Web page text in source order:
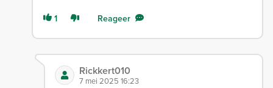
1 Reageer
Rickkert010
7 mei 2025 16:23